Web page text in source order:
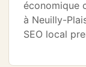
économique
à Neuilly-
SEO local